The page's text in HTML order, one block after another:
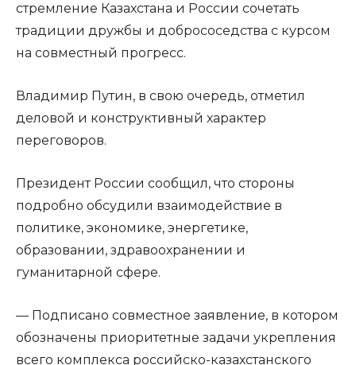
стремление Казахстана и России сочетать
традиции дружбы и добрососедства с курсом
на совместный прогресс.
Владимир Путин, в свою очередь, отметил
деловой и конструктивный характер
переговоров.
Президент России сообщил, что стороны
подробно обсудили взаимодействие в
политике, экономике, энергетике,
образовании, здравоохранении и
гуманитарной сфере.
— Подписано совместное заявление, в котором
обозначены приоритетные задачи укрепления
всего комплекса российско-казахстанского